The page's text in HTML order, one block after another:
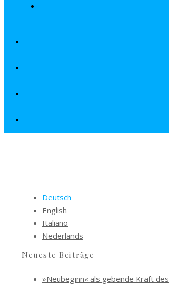
Deutsch
English
Italiano
Nederlands
Neueste Beiträge
»Neubeginn« als gebende Kraft des